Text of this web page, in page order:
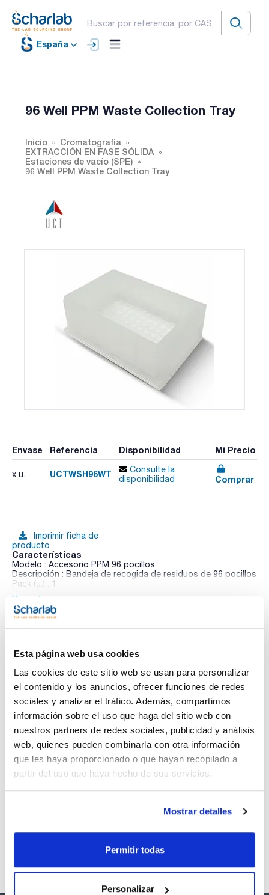
Esta página web usa cookies
Las cookies de este sitio web se usan para personalizar
el contenido y los anuncios, ofrecer funciones de redes
sociales y analizar el tráfico. Además, compartimos
información sobre el uso que haga del sitio web con
nuestros partners de redes sociales, publicidad y análisis
web, quienes pueden combinarla con otra información
que les haya proporcionado o que hayan recopilado a
partir del uso que haya hecho de sus servicios.
Mostrar detalles
Permitir todas
Personalizar
España
96 Well PPM Waste Collection Tray
Inicio
Cromatografía
EXTRACCIÓN EN FASE SÓLIDA
Estaciones de vacío (SPE)
96 Well PPM Waste Collection Tray
Envase Referencia Disponibilidad Mi Precio
x u. UCTWSH96WT
Consulte la
disponibilidad
Comprar
Imprimir ficha de
producto
Características
Modelo : Accesorio PPM 96 pocillos
Descripción : Bandeja de recogida de residuos de 96 pocillos
Pack (u.) : 1
aconsejable el uso de presión positiva o negativa durante
una extracción en fase sólida. UCT ofrece una gama de
equipos por presión positiva o negativa que permiten ajustar
Ver más
Documentación técnica
TDS / Ficha técnica
Regístrate para
descargas
COA
Regístrate para
descargas
SDS/ Hoja de seguridad
Regístrate para
descargas